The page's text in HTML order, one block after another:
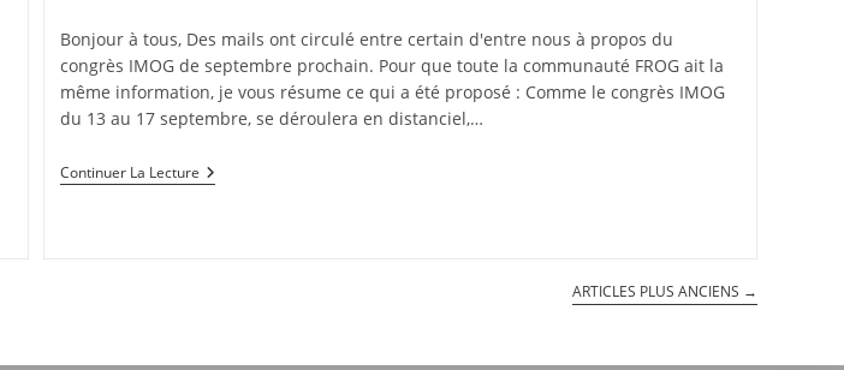
Bonjour à tous, Des mails ont circulé entre certain d'entre nous à propos du
congrès IMOG de septembre prochain. Pour que toute la communauté FROG ait la
même information, je vous résume ce qui a été proposé : Comme le congrès IMOG
du 13 au 17 septembre, se déroulera en distanciel,…
Continuer La Lecture
ARTICLES PLUS ANCIENS →